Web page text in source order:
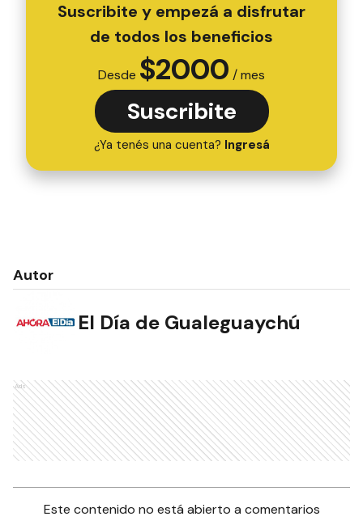
Suscribite y empezá a disfrutar
de todos los beneficios
Desde $2000 / mes
Suscribite
¿Ya tenés una cuenta? Ingresá
Autor
El Día de Gualeguaychú
Ads
Este contenido no está abierto a comentarios